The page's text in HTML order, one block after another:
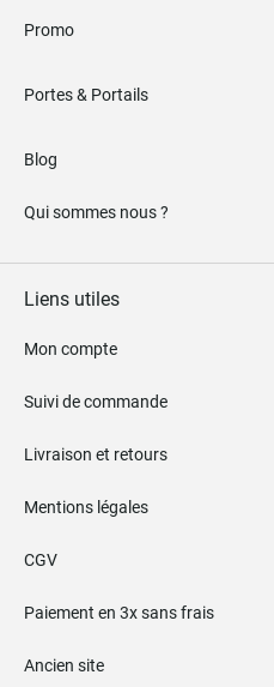
Promo
Portes & Portails
Blog
Qui sommes nous ?
Liens utiles
Mon compte
Suivi de commande
Livraison et retours
Mentions légales
CGV
Paiement en 3x sans frais
Ancien site